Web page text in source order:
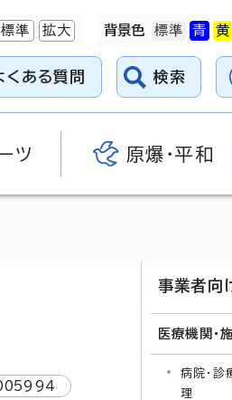
標準 拡大 背景色
くある質問 検索
ツ 原爆・平和
事業者向
医療機関・
病院・診
理